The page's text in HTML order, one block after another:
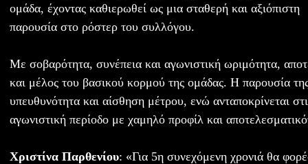
ομάδα, έχοντας καθιερωθεί ως μια σταθερή και αξιόπιστη
παρουσία στο ρόστερ του συλλόγου.
Με σοβαρότητα, συνέπεια και αγωνιστική ωριμότητα,
και μέλος του βασικού κορμού της ομάδας. Η παρουσία
υπευθυνότητα και αίσθηση μέτρου, ενώ ανταποκρίνεται
αγωνιστική περίοδο με χαμηλό προφίλ και
Χριστίνα Παρθενίου: «Για 5η συνεχόμενη χρονιά θα